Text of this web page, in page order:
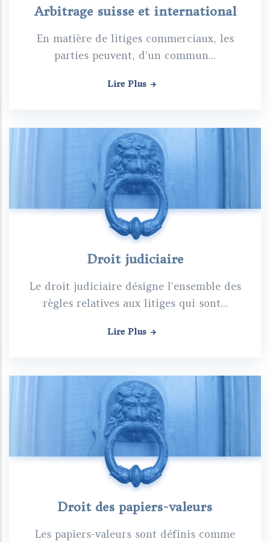
Arbitrage suisse et international
En matière de litiges commerciaux, les
parties peuvent, d’un commun...
Lire Plus
Droit judiciaire
Le droit judiciaire désigne l’ensemble des
règles relatives aux litiges qui sont...
Lire Plus
Droit des papiers-valeurs
Les papiers-valeurs sont définis comme